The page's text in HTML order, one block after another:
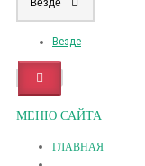
Везде
Везде
МЕНЮ САЙТА
ГЛАВНАЯ